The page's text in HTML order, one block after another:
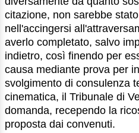
citazione, non sarebbe
nell'accingersi
averlo completato, salvo
indietro, così finendo per
causa mediante prova per
svolgimento di consulenza
cinematica, il Tribunale di
domanda, recependo la
proposta dai convenuti.